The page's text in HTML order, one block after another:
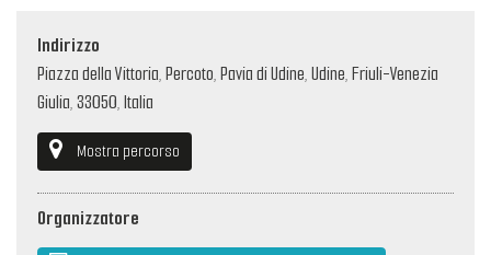
Indirizzo
Piazza della Vittoria, Percoto, Pavia di Udine, Udine, Friuli-Venezia
Giulia, 33050, Italia
Mostra percorso
Organizzatore